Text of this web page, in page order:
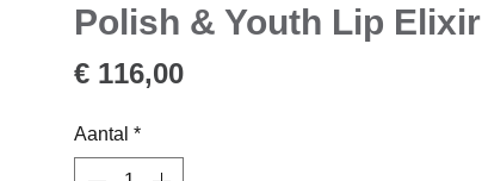
Polish & Youth Lip Elixir
€ 116,00Prijs
Aantal *